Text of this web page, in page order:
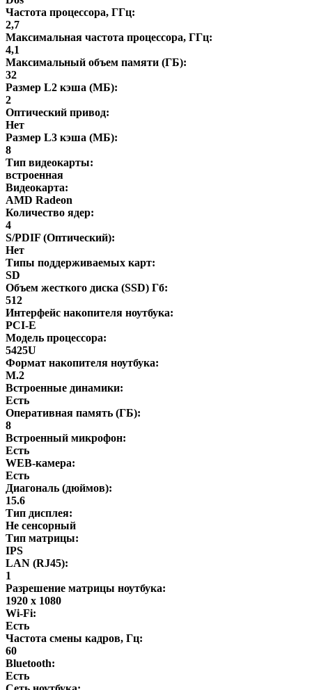
Частота процессора, ГГц:
2,7
Максимальная частота процессора, ГГц:
4,1
Максимальный объем памяти (ГБ):
32
Размер L2 кэша (МБ):
2
Оптический привод:
Нет
Размер L3 кэша (МБ):
8
Тип видеокарты:
встроенная
Видеокарта:
AMD Radeon
Количество ядер:
4
S/PDIF (Оптический):
Нет
Типы поддерживаемых карт:
SD
Объем жесткого диска (SSD) Гб:
512
Интерфейс накопителя ноутбука:
PCI-E
Модель процессора:
5425U
Формат накопителя ноутбука:
M.2
Встроенные динамики:
Есть
Оперативная память (ГБ):
8
Встроенный микрофон:
Есть
WEB-камера:
Есть
Диагональ (дюймов):
15.6
Тип дисплея:
Не сенсорный
Тип матрицы:
IPS
LAN (RJ45):
1
Разрешение матрицы ноутбука:
1920 x 1080
Wi-Fi:
Есть
Частота смены кадров, Гц:
60
Bluetooth:
Есть